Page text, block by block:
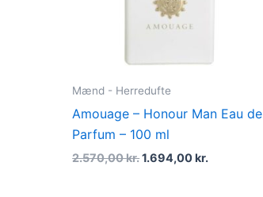
Mænd - Herredufte
Amouage – Honour Man Eau de
Parfum – 100 ml
2.570,00kr.1.694,00kr.